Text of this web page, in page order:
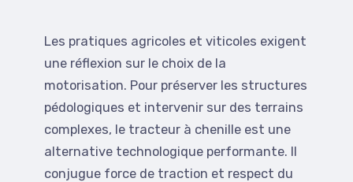
Les pratiques agricoles et viticoles exigent
une réflexion sur le choix de la
motorisation. Pour préserver les structures
pédologiques et intervenir sur des terrains
complexes, le tracteur à chenille est une
alternative technologique performante. Il
conjugue force de traction et respect du